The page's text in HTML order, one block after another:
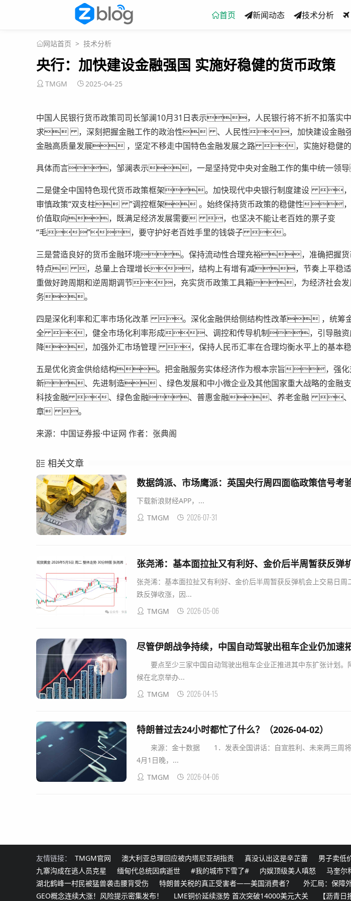
首页 新闻动态 技术分析
网站首页 > 技术分析
央行：加快建设金融强国 实施好稳健的货币政策
TMGM 2025-04-25
中国人民银行货币政策司司长邹澜10月31日表示，人民银行将不折不扣落实
求 ，深刻把握金融工作的政治性 、人民性，加快建设金
金融高质量发展 ，坚定不移走中国特色金融发展之路 ，实施好稳
具体而言，邹澜表示，一是坚持党中央对金融工作的集中统一
二是健全中国特色现代货币政策框架。加快现代中央银行制度建设 ，
审慎政策“双支柱 ”调控框架 。始终保持货币政策的稳健性，
价值取向，既满足经济发展需要 ，也坚决不能让老百姓的票子变
“毛”，要守护好老百姓手里的钱袋子 。
三是营造良好的货币金融环境。保持流动性合理充裕，准确把握货
特点 ，总量上合理增长，结构上有增有减，节奏上平稳
重做好跨周期和逆周期调节，充实货币政策工具箱，为经济社会发
务。
四是深化利率和汇率市场化改革 。深化金融供给侧结构性改革 ，统筹
全 ，健全市场化利率形成、调控和传导机制，引导融资
降，加强外汇市场管理 ，保持人民币汇率在合理均衡水平上的基
五是优化资金供给结构。把金融服务实体经济作为根本宗旨，强化
新、先进制造 、绿色发展和中小微企业及其他国家重大战略的金
科技金融 、绿色金融、普惠金融、养老金融 、数
章 。
来源：中国证券报·中证网 作者：张典阁
相关文章
数据鸽派、市场鹰派：英国央行周四面临政策信号考
下载新浪财经APP，...
TMGM
2026-07-31
张尧浠：基本面拉扯又有利好、金价后半周暂获反弹
张尧浠：基本面拉扯又有利好、金价后半周暂获反弹机会上交易日周
跌反弹收涨，因...
TMGM
2026-05-06
尽管伊朗战争持续，中国自动驾驶出租车企业仍加速
要点至少三家中国自动驾驶出租车企业正推进其中东扩张计划。
候在北京举办...
TMGM
2026-04-15
特朗普过去24小时都忙了什么？（2026-04-02）
来源：金十数据 1．发表全国讲话：自宣胜利、未来两三周
4月1日晚，...
TMGM
2026-04-06
友情链接： TMGM官网 澳大利亚总理回应被内塔尼亚胡指责 真没认出这是辛芷蕾 男子卖低
九寨沟成在逃人员克星
缅甸代总统因病逝世 #我的城市下雪了# 内娱顶级美人嗔怒 马奎尔
湖北鹤峰一村民被猛兽袭击腰背受伤
特朗普关税的真正受害者——美国消费者？ 外汇局：保障
GEO概念连续大涨！风险提示密集发布！
LME铜价延续涨势 首次突破14000美元大关 【沥青